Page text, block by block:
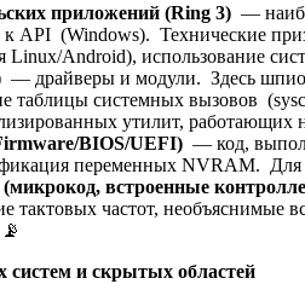
приложений (Ring 3) —
API (Windows). Технические
Android), использование
— драйверы и модули. Здесь
таблицы системных вызовов
утилит, работающих
BIOS/UEFI) — код,
переменных NVRAM. Для
встроенные
тактовых частот, необъяснимые
систем и скрытых областей